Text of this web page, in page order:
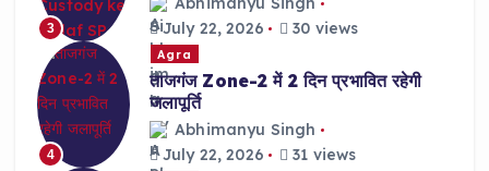
3
July 22, 2026
30 views
4
Agra
ताजगंज Zone-2 में 2 दिन प्रभावित रहेगी
जलापूर्ति
Abhimanyu Singh
July 22, 2026
31 views